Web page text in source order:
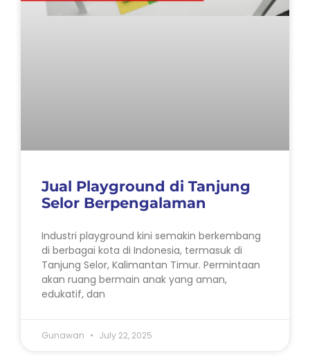
Jual Playground di Tanjung
Selor Berpengalaman
Industri playground kini semakin berkembang
di berbagai kota di Indonesia, termasuk di
Tanjung Selor, Kalimantan Timur. Permintaan
akan ruang bermain anak yang aman,
edukatif, dan
Gunawan July 22, 2025